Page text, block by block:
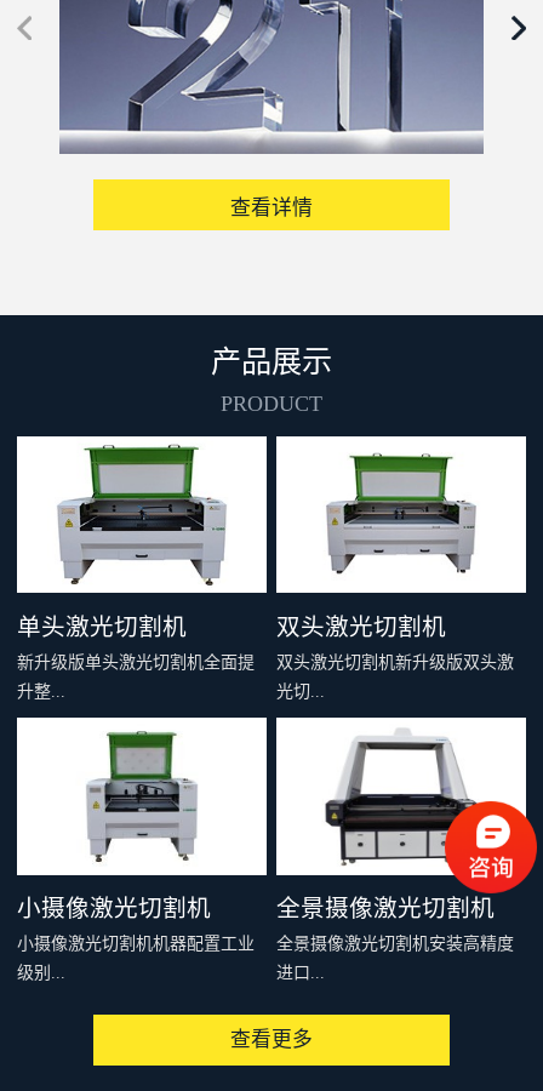
查看详情
产品展示
PRODUCT
单头激光切割机
新升级版单头激光切割机全面提
升整...
机刚性和结构稳定性，多个型号
可供选择，适合绝大多数非金属
材料的切割雕刻，例如：亚克
力、木料、皮革、布料、毛料、
太阳能板等，是你购买入门级激
光切割机的首选。
双头激光切割机
双头激光切割机新升级版双头激
光切...
割机全面提升整机刚性和结构稳
定性，多个型号可供选择，适合
绝大多数非金属材料的切割雕
刻，例如：亚克力、木料、皮
革、布料、毛料、太阳能板等，
是你购买入门级激光切割机的首
选。
小摄像激光切割机
小摄像激光切割机机器配置工业
级别...
全景摄像激光切割机
全景摄像激光切割机安装高精度
进口...
查看更多